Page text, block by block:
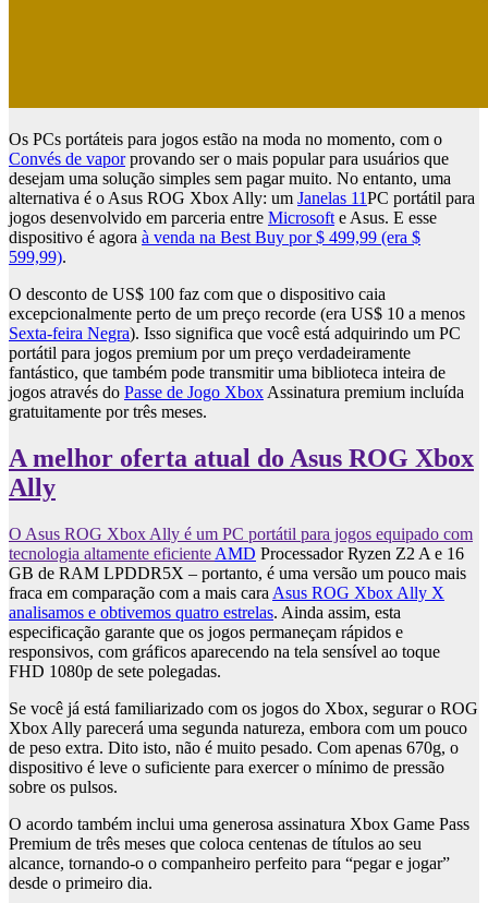
Os PCs portáteis para jogos estão na moda no momento, com o
Convés de vaporprovando ser o mais popular para usuários que
desejam uma solução simples sem pagar muito. No entanto, uma
alternativa é o Asus ROG Xbox Ally: um Janelas 11PC portátil para
jogos desenvolvido em parceria entre Microsofte Asus. E esse
dispositivo é agora à venda na Best Buy por $ 499,99 (era $
599,99).
O desconto de US$ 100 faz com que o dispositivo caia
excepcionalmente perto de um preço recorde (era US$ 10 a menos
Sexta-feira Negra). Isso significa que você está adquirindo um PC
portátil para jogos premium por um preço verdadeiramente
fantástico, que também pode transmitir uma biblioteca inteira de
jogos através do Passe de Jogo XboxAssinatura premium incluída
gratuitamente por três meses.
A melhor oferta atual do Asus ROG Xbox
Ally
O Asus ROG Xbox Ally é um PC portátil para jogos equipado com
tecnologia altamente eficiente AMD Processador Ryzen Z2 A e 16
GB de RAM LPDDR5X – portanto, é uma versão um pouco mais
fraca em comparação com a mais cara Asus ROG Xbox Ally X
analisamos e obtivemos quatro estrelas. Ainda assim, esta
especificação garante que os jogos permaneçam rápidos e
responsivos, com gráficos aparecendo na tela sensível ao toque
FHD 1080p de sete polegadas.
Se você já está familiarizado com os jogos do Xbox, segurar o ROG
Xbox Ally parecerá uma segunda natureza, embora com um pouco
de peso extra. Dito isto, não é muito pesado. Com apenas 670g, o
dispositivo é leve o suficiente para exercer o mínimo de pressão
sobre os pulsos.
O acordo também inclui uma generosa assinatura Xbox Game Pass
Premium de três meses que coloca centenas de títulos ao seu
alcance, tornando-o o companheiro perfeito para “pegar e jogar”
desde o primeiro dia.